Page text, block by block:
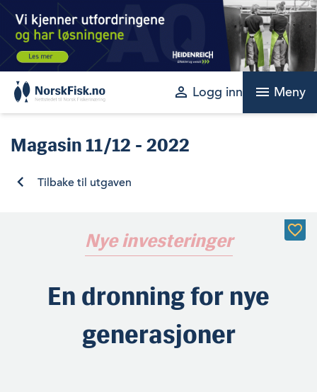
Skip
content
perm_identity Logg inn menu Meny
Magasin 11/12 - 2022
Tilbake til utgaven
Nye investeringer
En dronning for nye
generasjoner